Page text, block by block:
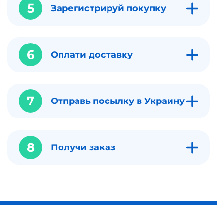
5 Зарегистрируй покупку
6 Оплати доставку
7 Отправь посылку в Украину
8 Получи заказ